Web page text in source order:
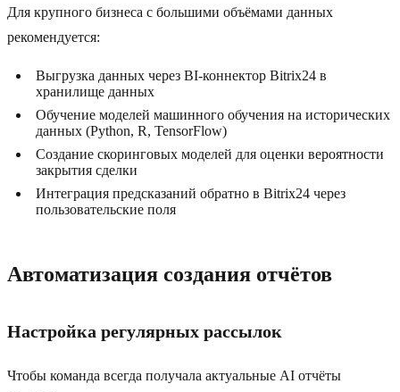
Для крупного бизнеса с большими объёмами данных
рекомендуется:
Выгрузка данных через BI-коннектор Bitrix24 в
хранилище данных
Обучение моделей машинного обучения на исторических
данных (Python, R, TensorFlow)
Создание скоринговых моделей для оценки вероятности
закрытия сделки
Интеграция предсказаний обратно в Bitrix24 через
пользовательские поля
Автоматизация создания отчётов
Настройка регулярных рассылок
Чтобы команда всегда получала актуальные AI отчёты